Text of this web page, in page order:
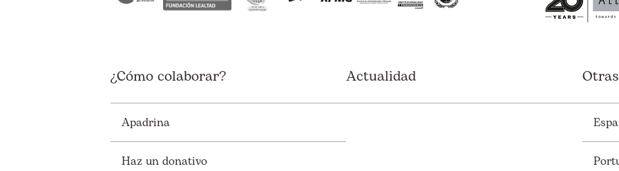
¿Cómo colaborar?
Apadrina
Haz un donativo
Actualidad